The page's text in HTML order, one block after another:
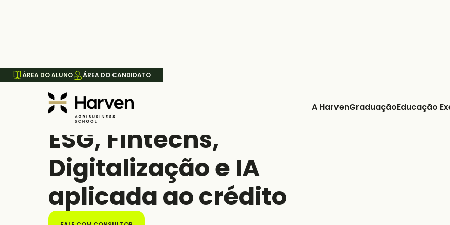
ÁREA DO ALUNO ÁREA DO CANDIDATO
A HarvenGraduaçãoEducação
Finanças e Inovação:
ESG, Fintechs,
Digitalização e IA
aplicada ao crédito